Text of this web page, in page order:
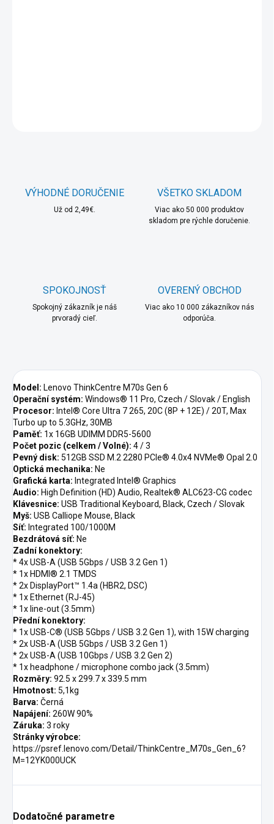
VÝHODNÉ DORUČENIE
Už od 2,49€.
VŠETKO SKLADOM
Viac ako 50 000 produktov
skladom pre rýchle doručenie.
SPOKOJNOSŤ
Spokojný zákazník je náš
prvoradý cieľ.
OVERENÝ OBCHOD
Viac ako 10 000 zákazníkov nás
odporúča.
Model: Lenovo ThinkCentre M70s Gen 6
Operační systém: Windows® 11 Pro, Czech / Slovak / English
Procesor: Intel® Core Ultra 7 265, 20C (8P + 12E) / 20T, Max
Turbo up to 5.3GHz, 30MB
Paměť: 1x 16GB UDIMM DDR5-5600
Počet pozic (celkem / Volné): 4 / 3
Pevný disk: 512GB SSD M.2 2280 PCIe® 4.0x4 NVMe® Opal 2.0
Optická mechanika: Ne
Grafická karta: Integrated Intel® Graphics
Audio: High Definition (HD) Audio, Realtek® ALC623-CG codec
Klávesnice: USB Traditional Keyboard, Black, Czech / Slovak
Myš: USB Calliope Mouse, Black
Síť: Integrated 100/1000M
Bezdrátová síť: Ne
Zadní konektory:
* 4x USB-A (USB 5Gbps / USB 3.2 Gen 1)
* 1x HDMI® 2.1 TMDS
* 2x DisplayPort™ 1.4a (HBR2, DSC)
* 1x Ethernet (RJ-45)
* 1x line-out (3.5mm)
Přední konektory:
* 1x USB-C® (USB 5Gbps / USB 3.2 Gen 1), with 15W charging
* 2x USB-A (USB 5Gbps / USB 3.2 Gen 1)
* 2x USB-A (USB 10Gbps / USB 3.2 Gen 2)
* 1x headphone / microphone combo jack (3.5mm)
Rozměry: 92.5 x 299.7 x 339.5 mm
Hmotnost: 5,1kg
Barva: Černá
Napájení: 260W 90%
Záruka: 3 roky
Stránky výrobce:
https://psref.lenovo.com/Detail/ThinkCentre_M70s_Gen_6?
M=12YK000UCK
Dodatočné parametre